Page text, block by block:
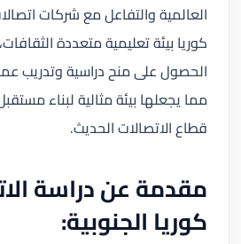
العالمية والتفاعل مع شركات
كوريا بيئة تعليمية متعددة
الحصول على منح دراسية وتدريب
مما يجعلها بيئة مثالية لبناء
قطاع الاتصالات الحديث.
مقدمة عن دراسة
كوريا الجنوبية: